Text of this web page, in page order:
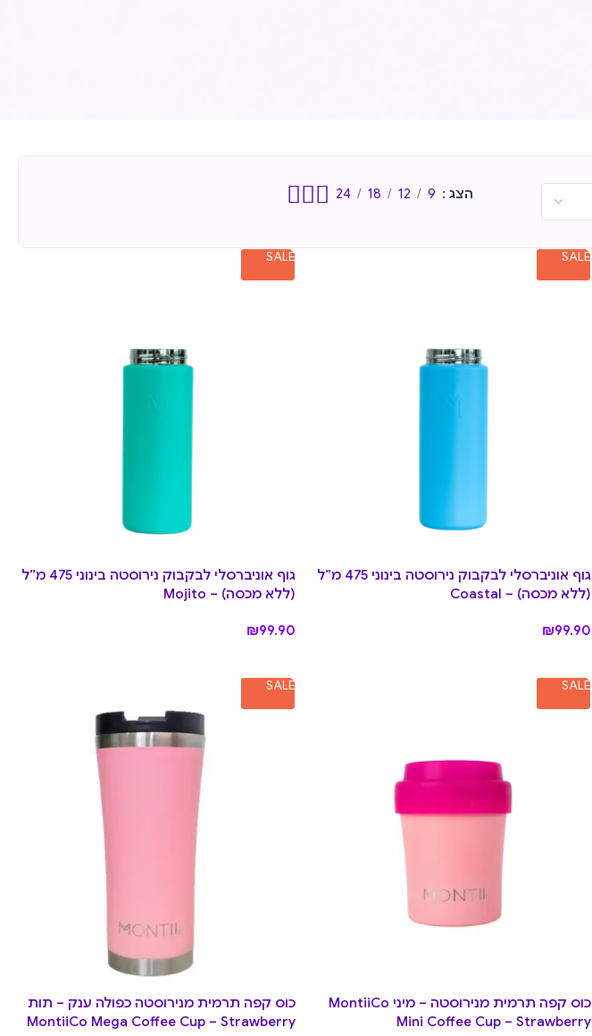
הצג 9
12
18
24
SALE
גוף אוניברסלי לבקבוק נירוסטה בינוני 475 מ”ל
(ללא מכסה) – Coastal
₪99.90
SALE
גוף אוניברסלי לבקבוק נירוסטה בינוני 475 מ”ל
(ללא מכסה) – Mojito
₪99.90
SALE
כוס קפה תרמית מנירוסטה – מיני MontiiCo
Mini Coffee Cup – Strawberry
SALE
כוס קפה תרמית מנירוסטה כפולה ענק – תות
MontiiCo Mega Coffee Cup – Strawberry